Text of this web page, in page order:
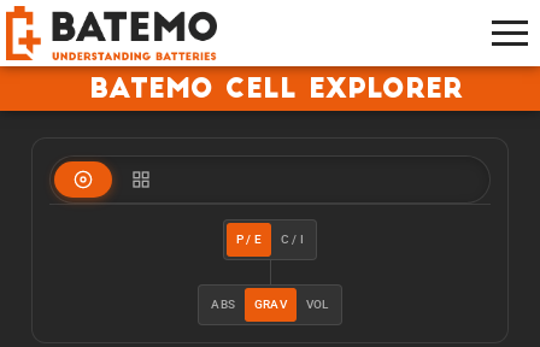
Batemo Cell Explorer
P / E C / I
ABS GRAV VOL